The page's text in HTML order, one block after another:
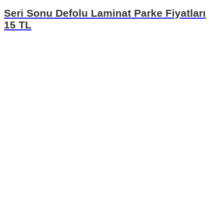
Seri Sonu Defolu Laminat Parke Fiyatları
15 TL